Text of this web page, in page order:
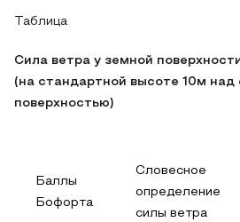
Таблица
Сила ветра у земной
(на стандартной высоте 10м над
поверхностью)
Баллы
Бофорта
Словесное
определение
силы ветра